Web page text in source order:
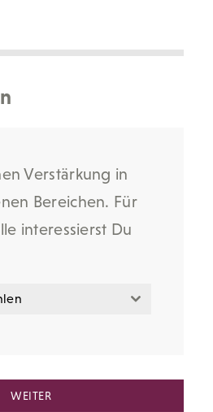
Verstärkung in
Bereichen. Für
interessierst Du
WEITER